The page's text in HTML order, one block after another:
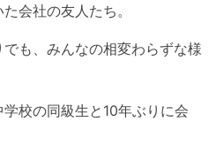
会社の友人たち。
も、みんなの相変わらずな様
校の同級生と10年ぶりに会